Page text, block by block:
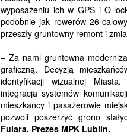
wyposażeniu ich w GPS i O-
podobnie jak rowerów 26-
przeszły gruntowny remont i
– Za nami gruntowna
graficzną. Decyzją
identyfikacji wizualnej
integracja systemów
mieszkańcy i pasażerowie
pozwoli poszerzyć grono
Fulara, Prezes MPK Lublin.